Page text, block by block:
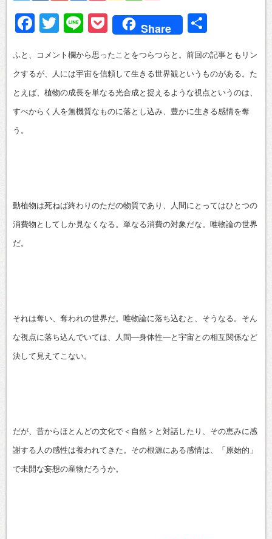
Facebook
Twitter
LinePocket
Share
ふと、コメント欄から思ったことをつらつらと。前回の記事ともリン
クするが、人には宇宙を信頼して生きる世界観というものがある。た
とえば、植物の成長を単なる光合成と捉えるような視点というのは、
すべからく人を無機質なものに落とし込み、豊かに生きる感情を奪
う。
動植物は死ねば終わりのただの物質であり、人間にとってはひとつの
消費物としてしか見なくなる。単なる消費の対象だな。唯物論の世界
だ。
それは奪い、奪われの世界だ。唯物論に落ち込むと、そうなる。そん
な視点に落ち込んでいては、人間―身体性―と宇宙との相互関係など
決して見えてこない。
だが、昔からほとんどの文化で＜自然＞と対話したり、その恵みに感
謝する人の感性は養われてきた。その根源にある感情は、「原始的」
で未開な妄想の産物だろうか。